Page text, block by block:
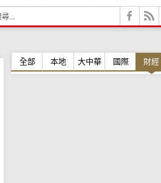
全部 本地 大中華 國際 財經